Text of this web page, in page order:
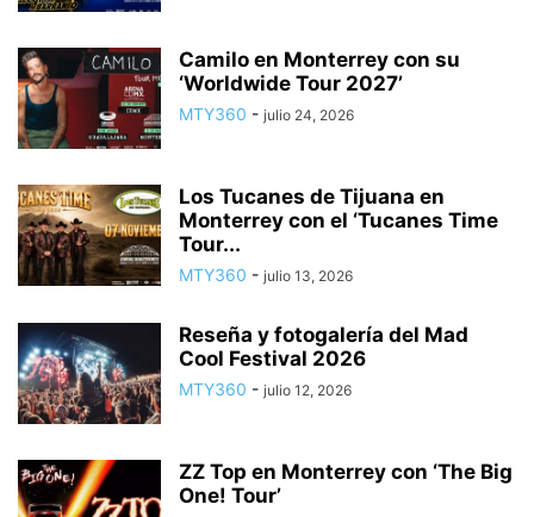
Camilo en Monterrey con su
‘Worldwide Tour 2027’
MTY360 - julio 24, 2026
Los Tucanes de Tijuana en
Monterrey con el ‘Tucanes Time
Tour...
MTY360 - julio 13, 2026
Reseña y fotogalería del Mad
Cool Festival 2026
MTY360 - julio 12, 2026
ZZ Top en Monterrey con ‘The Big
One! Tour’